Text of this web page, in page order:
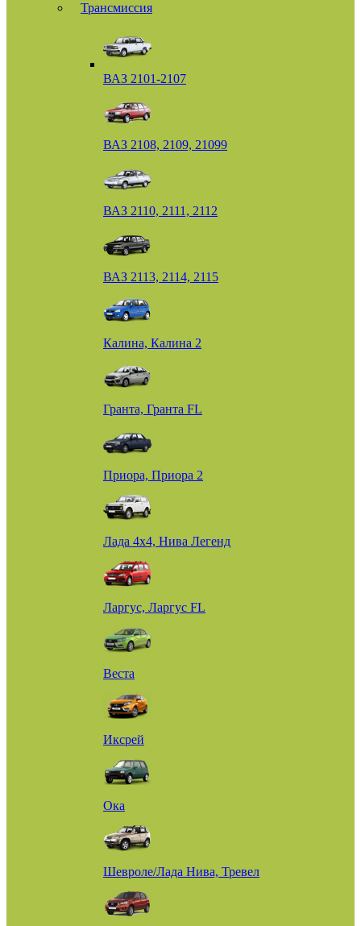
Трансмиссия
ВАЗ 2101-2107
ВАЗ 2108, 2109, 21099
ВАЗ 2110, 2111, 2112
ВАЗ 2113, 2114, 2115
Калина, Калина 2
Гранта, Гранта FL
Приора, Приора 2
Лада 4х4, Нива Легенд
Ларгус, Ларгус FL
Веста
Иксрей
Ока
Шевроле/Лада Нива, Тревел